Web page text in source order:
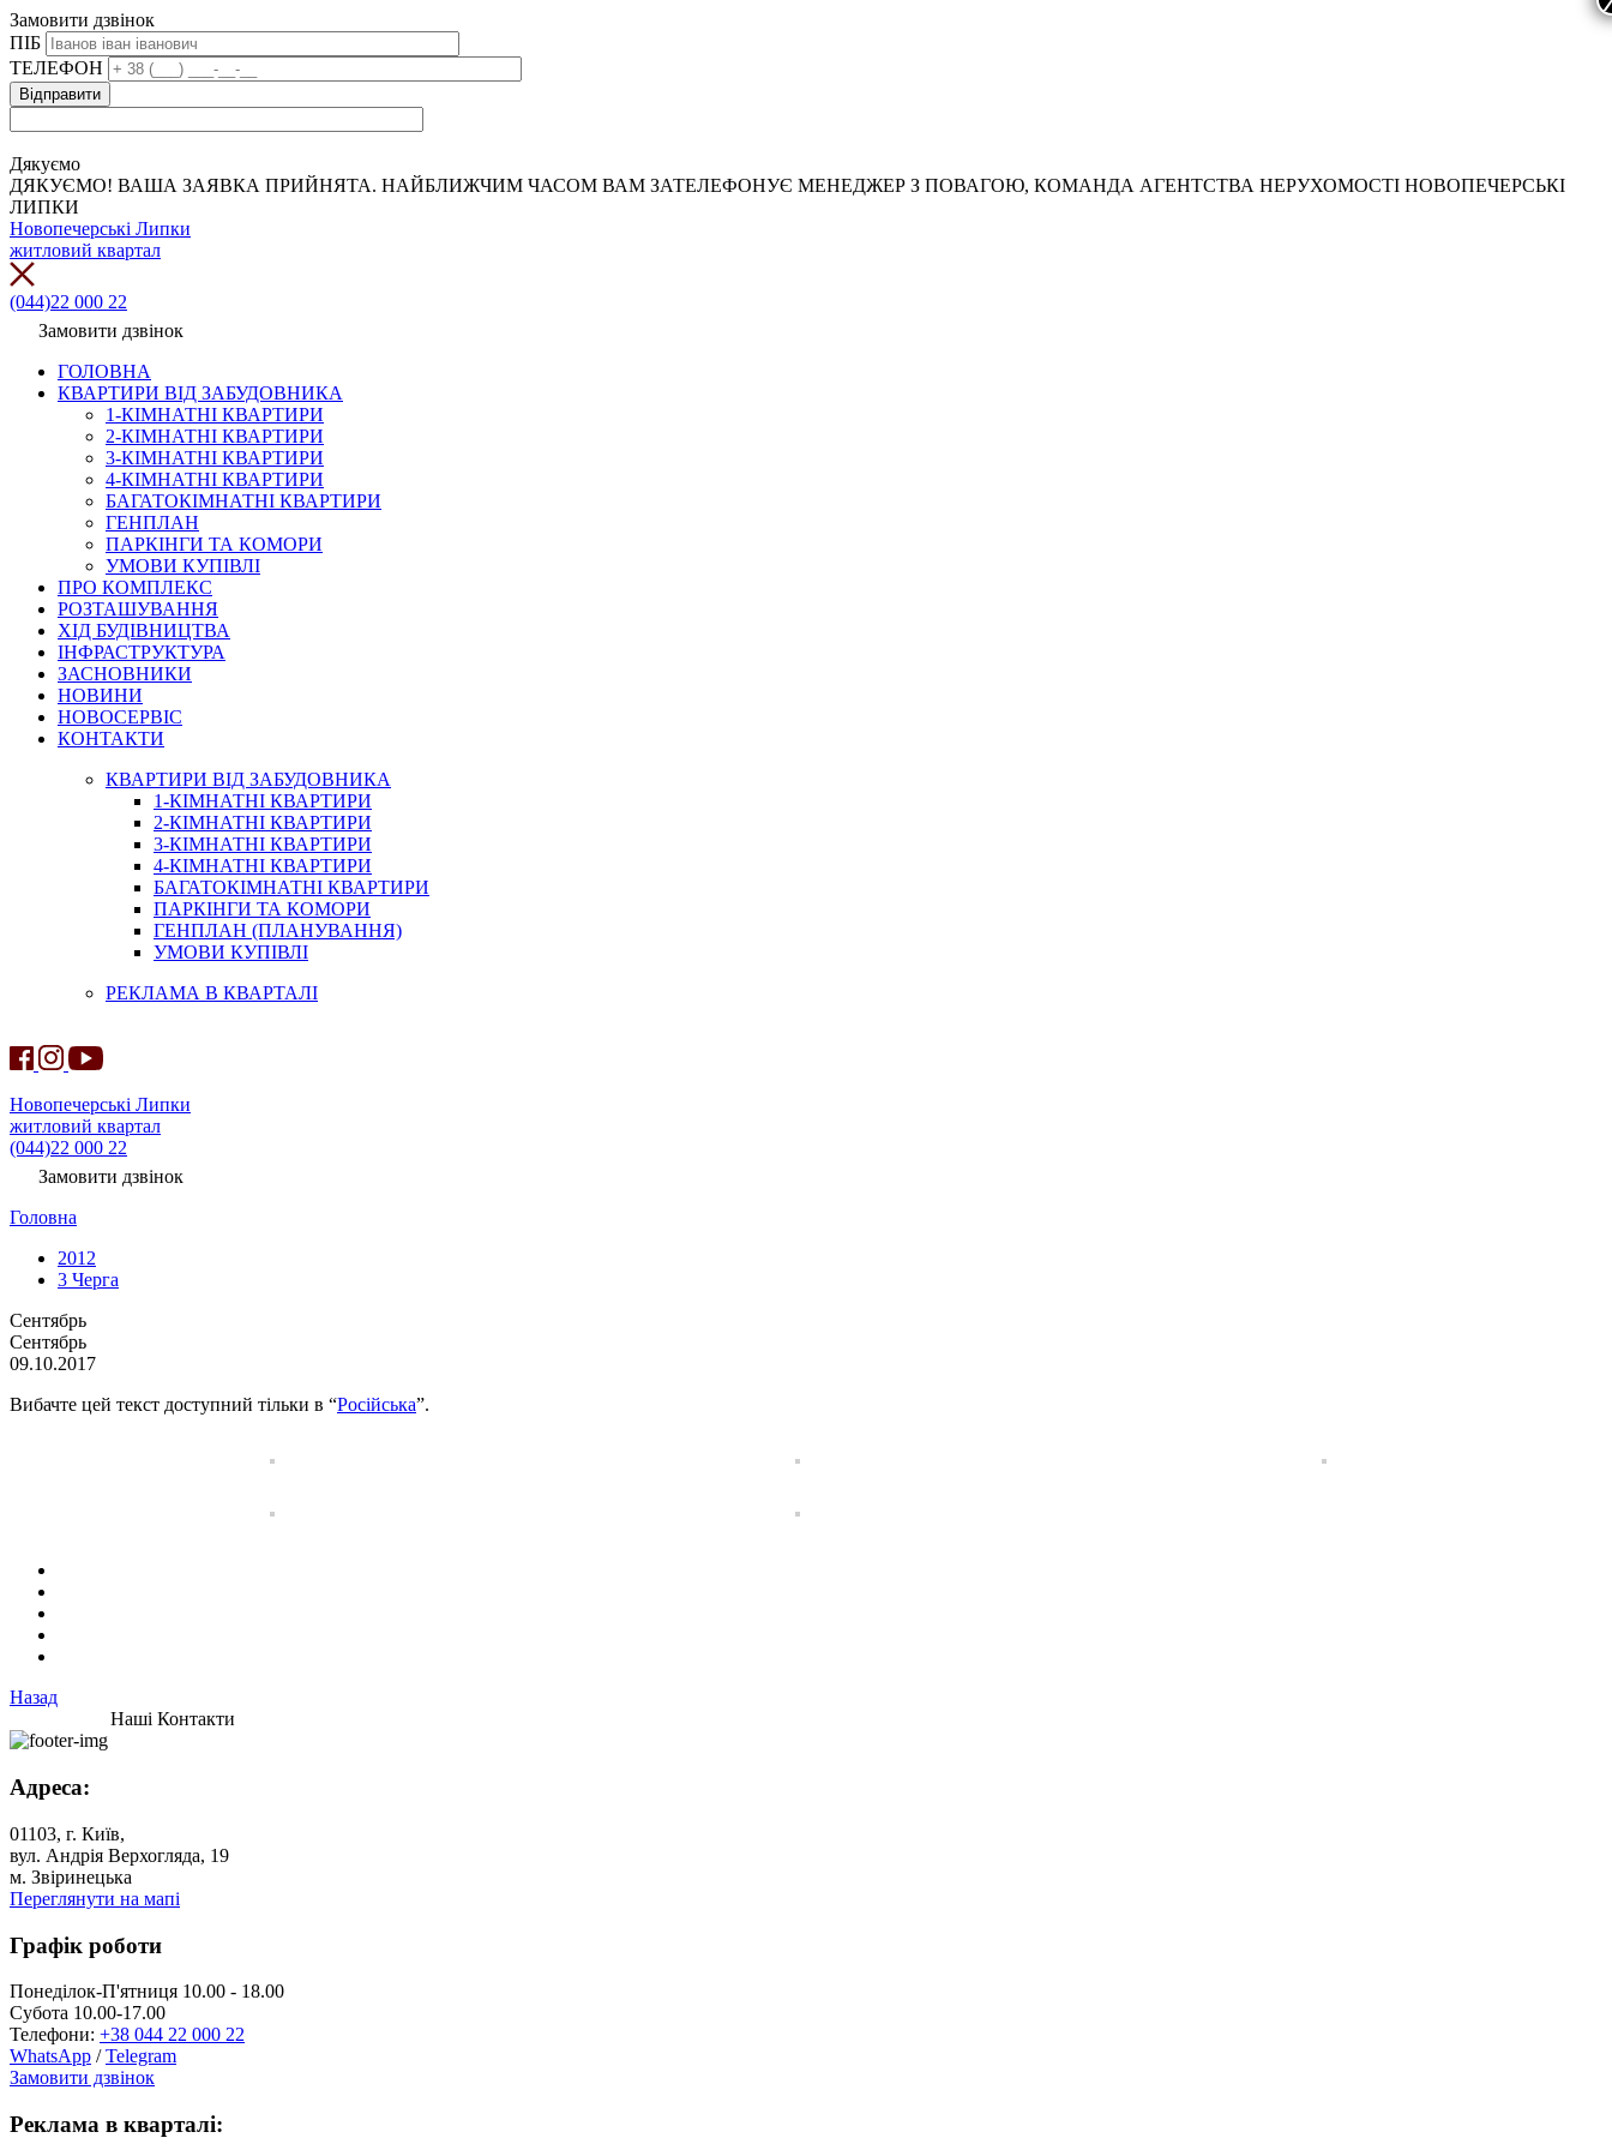
Замовити дзвінок
ПІБ
ТЕЛЕФОН
Дякуємо
ДЯКУЄМО! ВАША ЗАЯВКА ПРИЙНЯТА. НАЙБЛИЖЧИМ ЧАСОМ ВАМ ЗАТЕЛЕФОНУЄ МЕНЕДЖЕР З ПОВАГОЮ, КОМАНДА АГЕНТСТВА НЕРУХОМОСТІ НОВОПЕЧЕРСЬКІ
ЛИПКИ
Новопечерські Липки
житловий квартал
(044)22 000 22
Замовити дзвінок
ГОЛОВНА
КВАРТИРИ ВІД ЗАБУДОВНИКА
1-КІМНАТНІ КВАРТИРИ
2-КІМНАТНІ КВАРТИРИ
3-КІМНАТНІ КВАРТИРИ
4-КІМНАТНІ КВАРТИРИ
БАГАТОКІМНАТНІ КВАРТИРИ
ГЕНПЛАН
ПАРКІНГИ ТА КОМОРИ
УМОВИ КУПІВЛІ
ПРО КОМПЛЕКС
РОЗТАШУВАННЯ
ХІД БУДІВНИЦТВА
ІНФРАСТРУКТУРА
ЗАСНОВНИКИ
НОВИНИ
НОВОСЕРВІС
КОНТАКТИ
КВАРТИРИ ВІД ЗАБУДОВНИКА
1-КІМНАТНІ КВАРТИРИ
2-КІМНАТНІ КВАРТИРИ
3-КІМНАТНІ КВАРТИРИ
4-КІМНАТНІ КВАРТИРИ
БАГАТОКІМНАТНІ КВАРТИРИ
ПАРКІНГИ ТА КОМОРИ
ГЕНПЛАН (ПЛАНУВАННЯ)
УМОВИ КУПІВЛІ
РЕКЛАМА В КВАРТАЛІ
Новопечерські Липки
житловий квартал
(044)22 000 22
Замовити дзвінок
Головна
2012
3 Черга
Сентябрь
Сентябрь
09.10.2017
Вибачте цей текст доступний тільки в “Російська”.
Назад
Наші Контакти
Адреса:
01103, г. Київ,
вул. Андрія Верхогляда, 19
м. Звіринецька
Переглянути на мапі
Графік роботи
Понеділок-П'ятниця 10.00 - 18.00
Субота 10.00-17.00
Телефони: +38 044 22 000 22
WhatsApp /Telegram
Замовити дзвінок
Реклама в кварталі: